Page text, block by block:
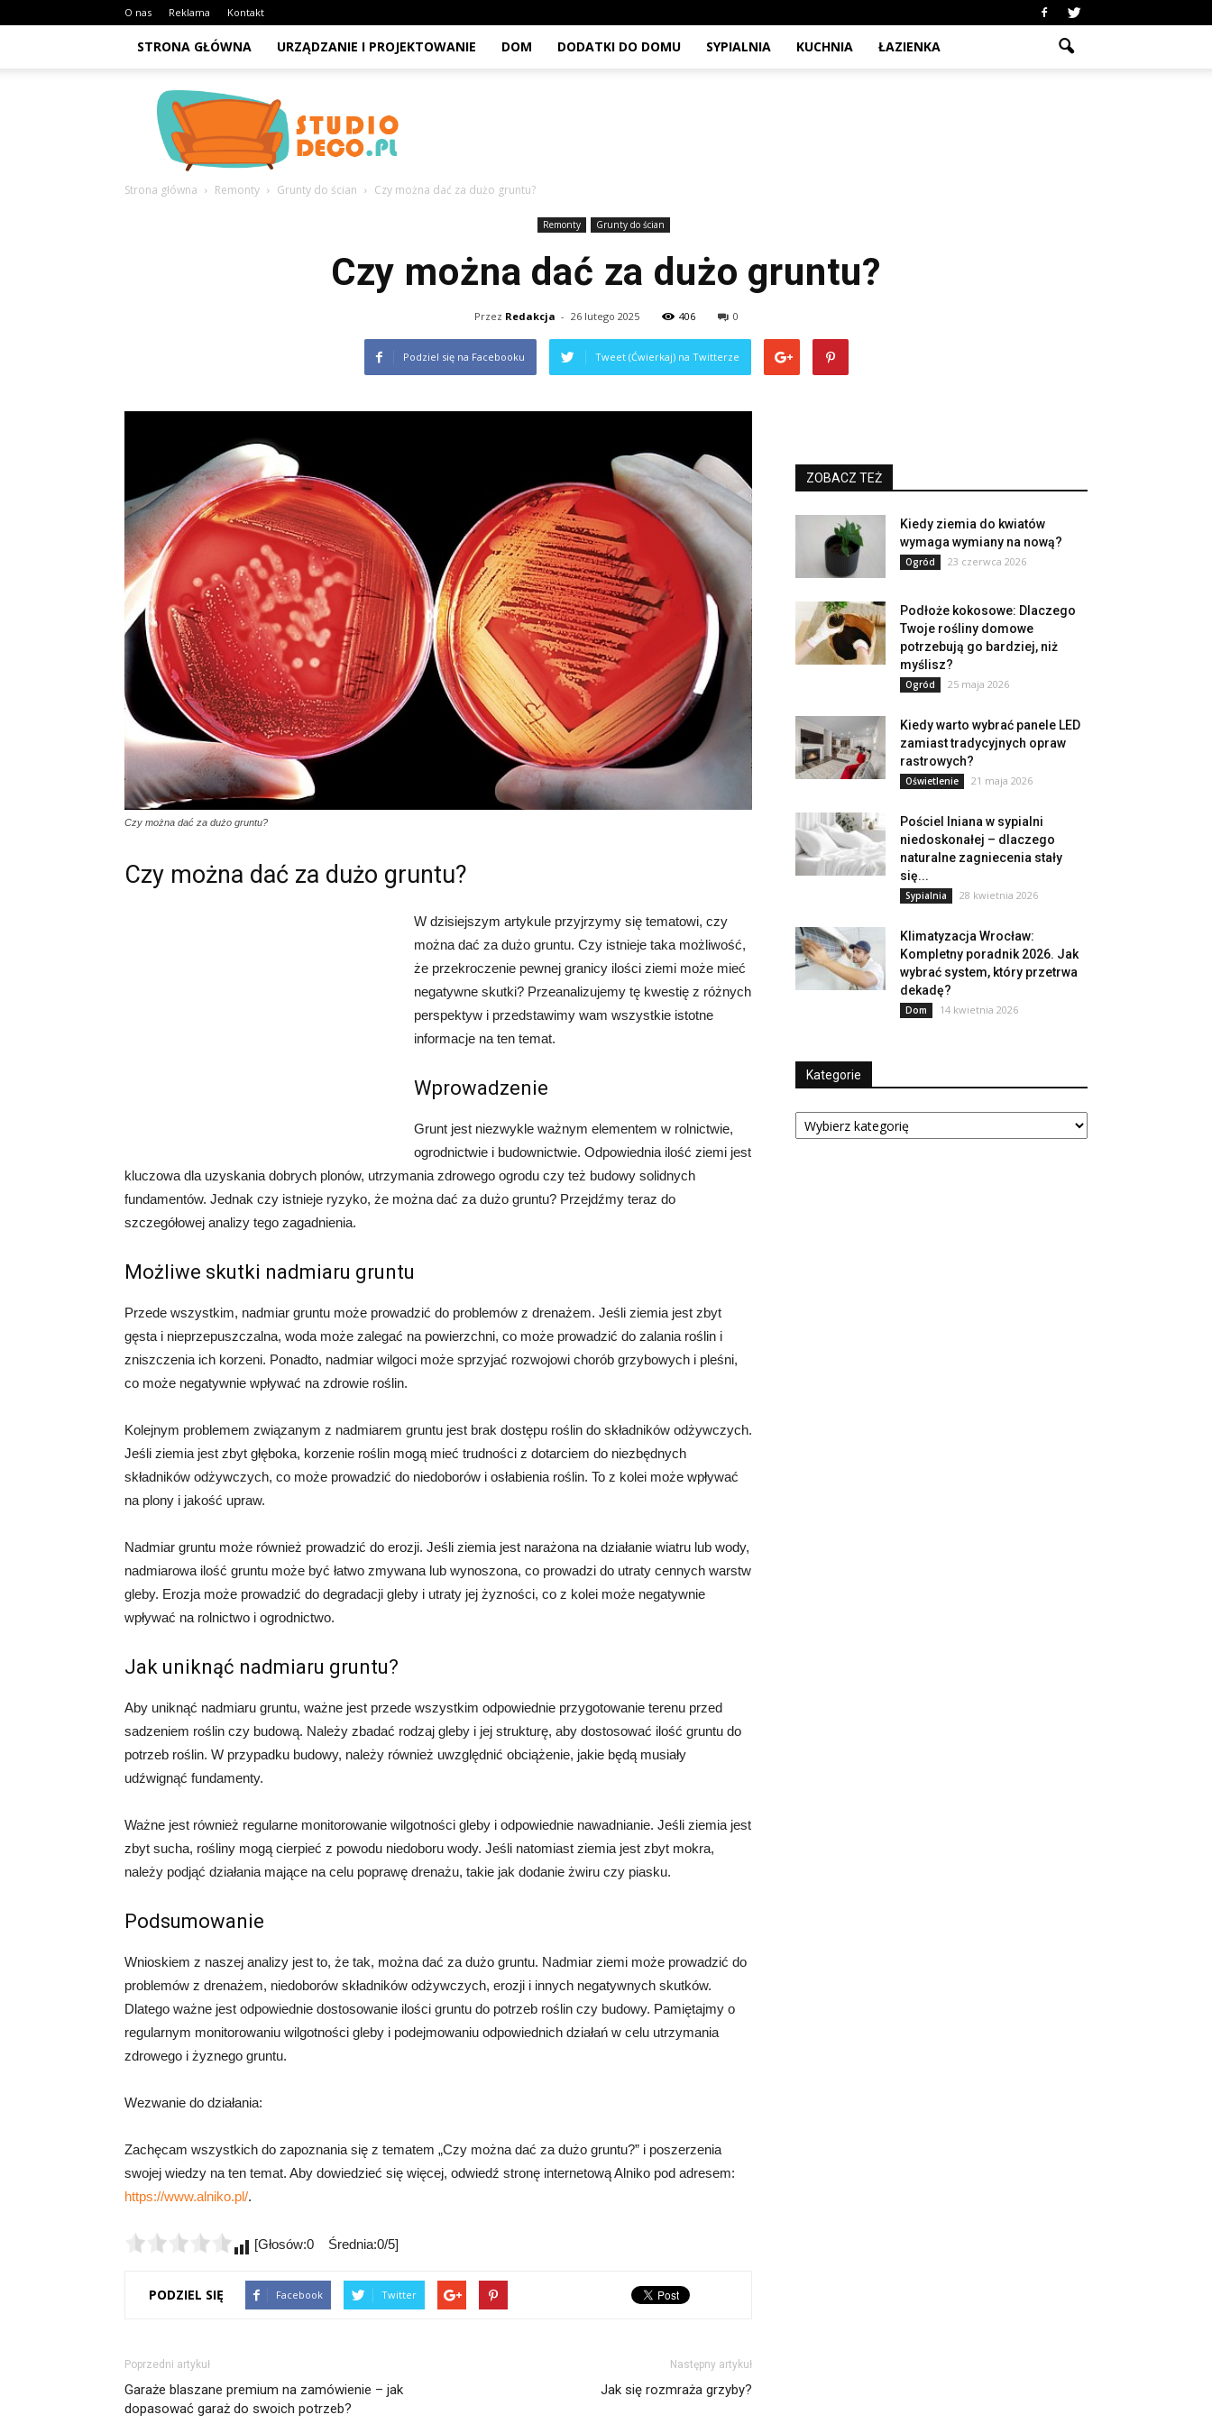
O nas Reklama Kontakt
STRONA GŁÓWNA URZĄDZANIE I PROJEKTOWANIE DOM DODATKI DO DOMU SYPIALNIA KUCHNIA ŁAZIENKA
StudioDeco.pl
Strona główna Remonty Grunty do ścian Czy można dać za dużo gruntu?
Remonty Grunty do ścian
Czy można dać za dużo gruntu?
Przez Redakcja - 26 lutego 2025 406 0
Podziel się na Facebooku Tweet (Ćwierkaj) na Twitterze
Czy można dać za dużo gruntu?
Czy można dać za dużo gruntu?
W dzisiejszym artykule przyjrzymy się tematowi, czy
można dać za dużo gruntu. Czy istnieje taka możliwość,
że przekroczenie pewnej granicy ilości ziemi może mieć
negatywne skutki? Przeanalizujemy tę kwestię z różnych
perspektyw i przedstawimy wam wszystkie istotne
informacje na ten temat.
Wprowadzenie
Grunt jest niezwykle ważnym elementem w rolnictwie,
ogrodnictwie i budownictwie. Odpowiednia ilość ziemi jest
kluczowa dla uzyskania dobrych plonów, utrzymania zdrowego ogrodu czy też budowy solidnych
fundamentów. Jednak czy istnieje ryzyko, że można dać za dużo gruntu? Przejdźmy teraz do
szczegółowej analizy tego zagadnienia.
Możliwe skutki nadmiaru gruntu
Przede wszystkim, nadmiar gruntu może prowadzić do problemów z drenażem. Jeśli ziemia jest zbyt
gęsta i nieprzepuszczalna, woda może zalegać na powierzchni, co może prowadzić do zalania roślin i
zniszczenia ich korzeni. Ponadto, nadmiar wilgoci może sprzyjać rozwojowi chorób grzybowych i pleśni,
co może negatywnie wpływać na zdrowie roślin.
Kolejnym problemem związanym z nadmiarem gruntu jest brak dostępu roślin do składników odżywczych.
Jeśli ziemia jest zbyt głęboka, korzenie roślin mogą mieć trudności z dotarciem do niezbędnych
składników odżywczych, co może prowadzić do niedoborów i osłabienia roślin. To z kolei może wpływać
na plony i jakość upraw.
Nadmiar gruntu może również prowadzić do erozji. Jeśli ziemia jest narażona na działanie wiatru lub wody,
nadmiarowa ilość gruntu może być łatwo zmywana lub wynoszona, co prowadzi do utraty cennych warstw
gleby. Erozja może prowadzić do degradacji gleby i utraty jej żyzności, co z kolei może negatywnie
wpływać na rolnictwo i ogrodnictwo.
Jak uniknąć nadmiaru gruntu?
Aby uniknąć nadmiaru gruntu, ważne jest przede wszystkim odpowiednie przygotowanie terenu przed
sadzeniem roślin czy budową. Należy zbadać rodzaj gleby i jej strukturę, aby dostosować ilość gruntu do
potrzeb roślin. W przypadku budowy, należy również uwzględnić obciążenie, jakie będą musiały
udźwignąć fundamenty.
Ważne jest również regularne monitorowanie wilgotności gleby i odpowiednie nawadnianie. Jeśli ziemia jest
zbyt sucha, rośliny mogą cierpieć z powodu niedoboru wody. Jeśli natomiast ziemia jest zbyt mokra,
należy podjąć działania mające na celu poprawę drenażu, takie jak dodanie żwiru czy piasku.
Podsumowanie
Wnioskiem z naszej analizy jest to, że tak, można dać za dużo gruntu. Nadmiar ziemi może prowadzić do
problemów z drenażem, niedoborów składników odżywczych, erozji i innych negatywnych skutków.
Dlatego ważne jest odpowiednie dostosowanie ilości gruntu do potrzeb roślin czy budowy. Pamiętajmy o
regularnym monitorowaniu wilgotności gleby i podejmowaniu odpowiednich działań w celu utrzymania
zdrowego i żyznego gruntu.
Wezwanie do działania:
Zachęcam wszystkich do zapoznania się z tematem „Czy można dać za dużo gruntu?” i poszerzenia
swojej wiedzy na ten temat. Aby dowiedzieć się więcej, odwiedź stronę internetową Alniko pod adresem:
https://www.alniko.pl/.
[Głosów:0 Średnia:0/5]
PODZIEL SIĘ Facebook Twitter
Poprzedni artykuł
Garaże blaszane premium na zamówienie – jak
dopasować garaż do swoich potrzeb?
Następny artykuł
Jak się rozmraża grzyby?
ZOBACZ TEŻ
Kiedy ziemia do kwiatów
wymaga wymiany na nową?
Ogród 23 czerwca 2026
Podłoże kokosowe: Dlaczego
Twoje rośliny domowe
potrzebują go bardziej, niż
myślisz?
Ogród 25 maja 2026
Kiedy warto wybrać panele LED
zamiast tradycyjnych opraw
rastrowych?
Oświetlenie 21 maja 2026
Pościel lniana w sypialni
niedoskonałej – dlaczego
naturalne zagniecenia stały
się...
Sypialnia 28 kwietnia 2026
Klimatyzacja Wrocław:
Kompletny poradnik 2026. Jak
wybrać system, który przetrwa
dekadę?
Dom 14 kwietnia 2026
Kategorie
Kategorie